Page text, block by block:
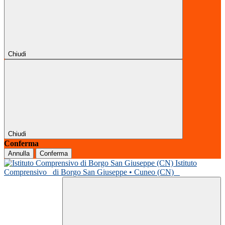
Chiudi
Chiudi
Conferma
Annulla Conferma
Istituto
Comprensivo
di Borgo San Giuseppe • Cuneo (CN)